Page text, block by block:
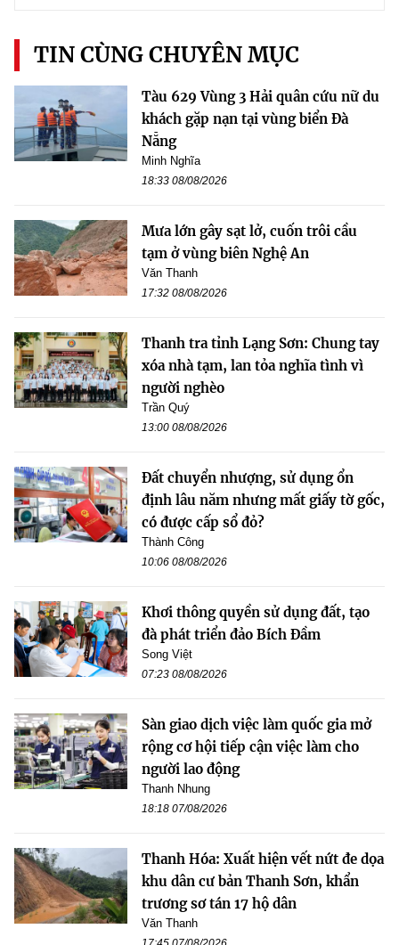
TIN CÙNG CHUYÊN MỤC
Tàu 629 Vùng 3 Hải quân cứu nữ du
khách gặp nạn tại vùng biển Đà
Nẵng
Minh Nghĩa
18:33 08/08/2026
Mưa lớn gây sạt lở, cuốn trôi cầu
tạm ở vùng biên Nghệ An
Văn Thanh
17:32 08/08/2026
Thanh tra tỉnh Lạng Sơn: Chung tay
xóa nhà tạm, lan tỏa nghĩa tình vì
người nghèo
Trần Quý
13:00 08/08/2026
Đất chuyển nhượng, sử dụng ổn
định lâu năm nhưng mất giấy tờ gốc,
có được cấp sổ đỏ?
Thành Công
10:06 08/08/2026
Khơi thông quyền sử dụng đất, tạo
đà phát triển đảo Bích Đầm
Song Việt
07:23 08/08/2026
Sàn giao dịch việc làm quốc gia mở
rộng cơ hội tiếp cận việc làm cho
người lao động
Thanh Nhung
18:18 07/08/2026
Thanh Hóa: Xuất hiện vết nứt đe dọa
khu dân cư bản Thanh Sơn, khẩn
trương sơ tán 17 hộ dân
Văn Thanh